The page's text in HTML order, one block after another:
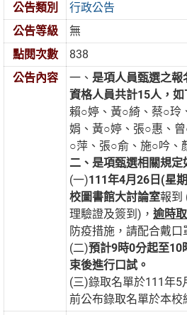
公告類別
行政公告
公告等級
無
點閱次數
838
公告內容
一、 是項人員甄選之
資格人員共計15人，如
賴○婷、黃○綺、蔡○玲
娟、黃○婷、張○惠、
○萍、張○俞、施○吟、
二、是項甄選相關規定
(一)111年4月26 日 (星
校圖書館大討論室報到
理驗證及簽到)，逾時
防疫措施，請配合戴口
(二)預計9時0分起至10
束後進行口試。
(三)錄取名單於111年
前公布錄取名單於本校